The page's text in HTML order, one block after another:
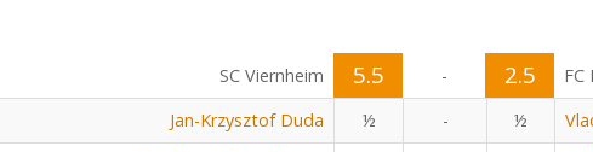
SC Viernheim 5.5 - 2.5
FC
Jan-Krzysztof Duda ½ - ½